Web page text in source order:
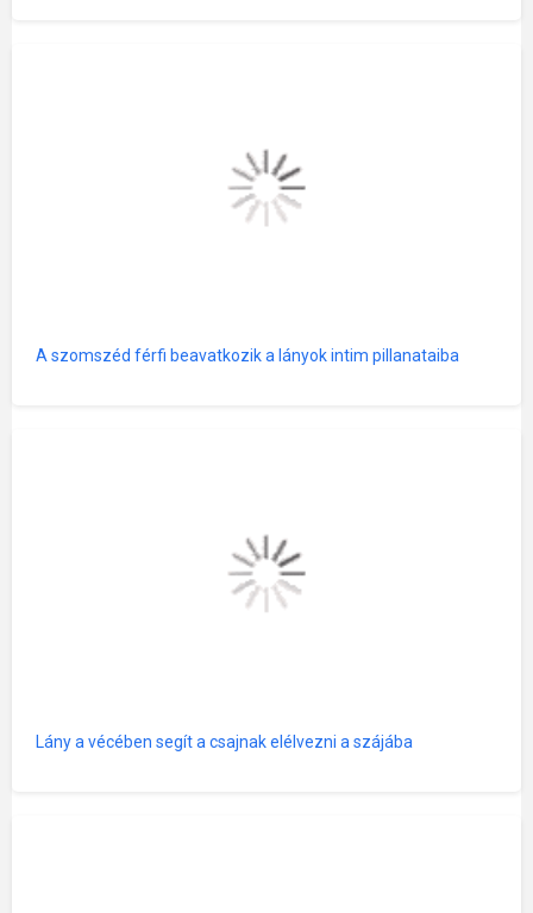
A szomszéd férfi beavatkozik a lányok intim pillanataiba
Lány a vécében segít a csajnak elélvezni a szájába